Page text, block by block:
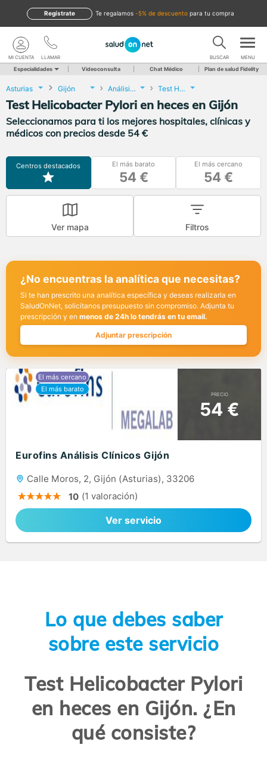
te regalamos -5% de descuento para tu compra
Regístrate
LLAMAR
MI CUENTA BUSCAR MENU
Especialidades Videoconsulta Chat Médico Plan de salud Fidelity
Asturias Gijón Análisis Clínicos Test Helicobacter Pylori en heces
Test Helicobacter Pylori en heces en Gijón
Seleccionamos para ti los mejores hospitales, clínicas y
médicos con precios desde 54 €
Centros destacados El más barato
54 €
El más cercano
54 €
Ver mapa Filtros
¿No encuentras la analítica que necesitas?
Si te han prescrito una analítica específica y deseas realizarla en
SaludOnNet, solicítanos presupuesto sin compromiso. Adjunta tu
prescripción y en menos de 24h lo tendrás en tu email.
Adjuntar prescripción
PRECIO
54 €
Eurofins Análisis Clínicos Gijón
Calle Moros, 2, Gijón (Asturias), 33206
10 (1 valoración)
Ver servicio
Lo que debes saber
sobre este servicio
Test Helicobacter Pylori
en heces en Gijón. ¿En
qué consiste?